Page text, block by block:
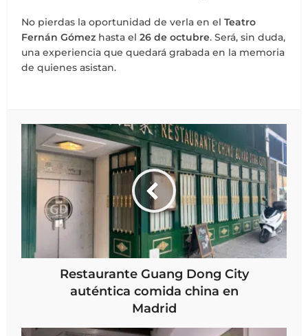
No pierdas la oportunidad de verla en elTeatro
Fernán Gómez hasta el26 de octubre. Será, sin duda,
una experiencia que quedará grabada en la memoria
de quienes asistan.
Restaurante Guang Dong City
auténtica comida china en
Madrid